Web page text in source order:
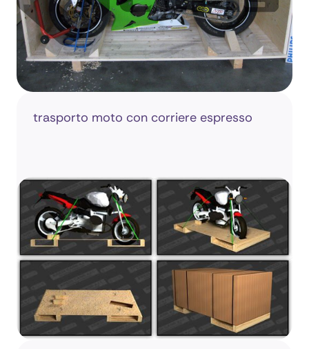
trasporto moto con corriere espresso